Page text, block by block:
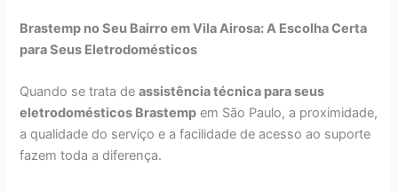
Brastemp no Seu Bairro em Vila Airosa: A Escolha Certa
para Seus Eletrodomésticos
Quando se trata deassistência técnica para seus
eletrodomésticos Brastemp em São Paulo, a proximidade,
a qualidade do serviço e a facilidade de acesso ao suporte
fazem toda a diferença.